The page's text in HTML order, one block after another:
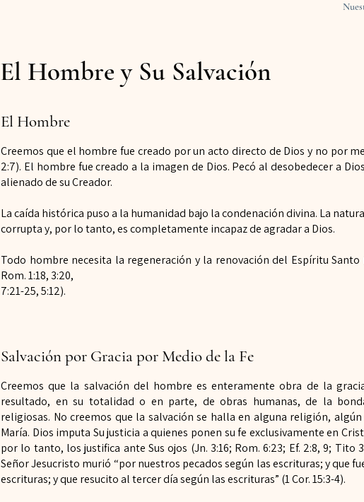
El Hombre y Su Salvación
El Hombre
Creemos que el hombre fue creado por un acto directo de Dios y no por
2:7). El hombre fue creado a la imagen de Dios. Pecó al desobedecer a
alienado desu Creador.
La caída histórica puso a la humanidad bajo la condenación divina. La
corrupta y, por lo tanto, es completamente incapaz de agradar a Dios.
Todo hombre necesita la regeneración y la renovación del Espíritu Santo
Rom. 1:18, 3:20,
7:21-25, 5:12).
Salvación por Gracia por Medio de la Fe
Creemos que la salvación del hombre es enteramente obra de la
resultado, ensu totalidad o en parte, de obras humanas, de la
religiosas. No creemos que la salvación se halla en alguna religión,
María. Dios imputa Su justicia a quienes ponen su fe exclusivamente en
por lo tanto, los justifica ante Sus ojos (Jn. 3:16; Rom. 6:23; Ef. 2:8, 9; Tito
Señor Jesucristo murió “por nuestros pecadossegún las escrituras; y que
escrituras; y que resucito al tercer día según lasescrituras” (1 Cor. 15:3-4).